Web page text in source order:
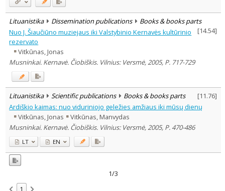
Historical periods
Lithuanian place names
Subject
Journal
Lituanistika Dissemination publications
Books & books parts
[14.54]
Nuo J. Šiaučiūno muziejaus iki Valstybinio Kernavės kultūrinio
rezervato
Vitkūnas, Jonas
Musninkai. Kernavė. Čiobiškis. Vilnius: Versmė, 2005, P. 717-729
Lituanistika Scientific publications Books & books parts [11.76]
Ardiškio kaimas: nuo viduriniojo geležies amžiaus iki mūsų dienų
Vitkūnas, Jonas
Vitkūnas, Manvydas
Musninkai. Kernavė. Čiobiškis. Vilnius: Versmė, 2005, P. 470-486
LT EN
1/3
1